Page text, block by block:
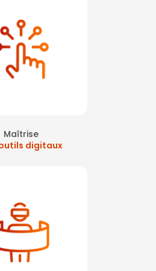
Maîtrise
digitaux